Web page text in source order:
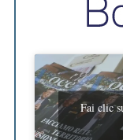
Fai clic